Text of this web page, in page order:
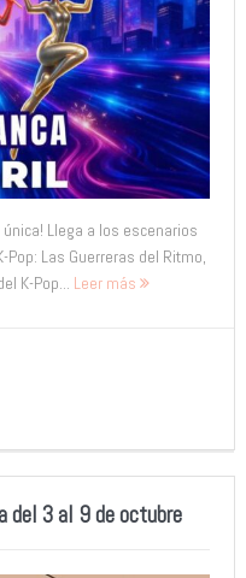
Llega a los escenarios
Pop: Las Guerreras del Ritmo,
K-Pop... Leer más
del 3 al 9 de octubre